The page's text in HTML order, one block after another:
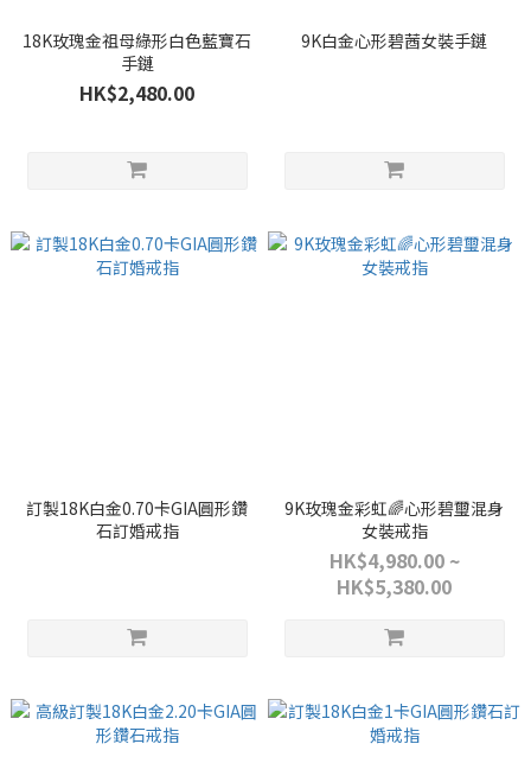
18K玫瑰金祖母綠形白色藍寶石
手鏈
HK$2,480.00
9K白金心形碧莤女裝手鏈
訂製18K白金0.70卡GIA圓形鑽
石訂婚戒指
9K玫瑰金彩虹🌈心形碧璽混身
女裝戒指
HK$4,980.00 ~
HK$5,380.00